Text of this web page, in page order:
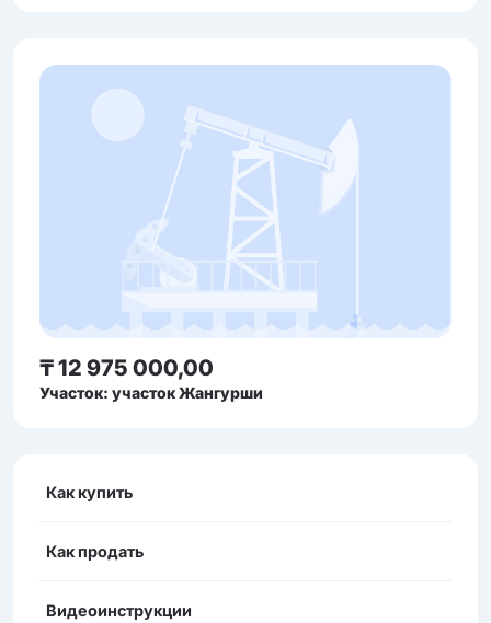
₸ 12 975 000,00
Участок: участок Жангурши
Как купить
Как продать
Видеоинструкции